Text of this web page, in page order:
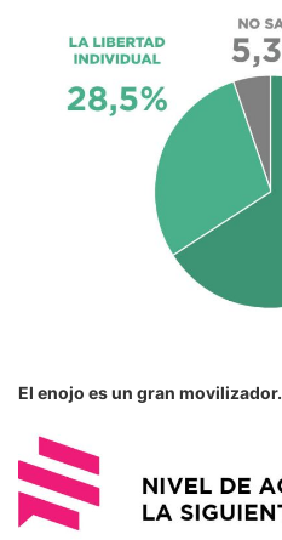
El enojo es un gran movilizador.